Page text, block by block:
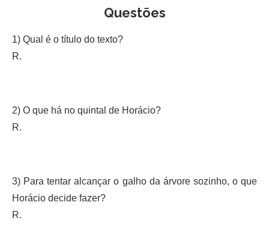
Questões
1) Qual é o título do texto?
R.
2) O que há no quintal de Horácio?
R.
3) Para tentar alcançar o galho da árvore sozinho, o que
Horácio decide fazer?
R.